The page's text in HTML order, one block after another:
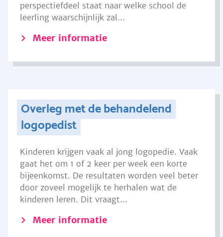
perspectiefdeel staat naar welke school de
leerling waarschijnlijk zal...
Meer informatie
Overleg met de behandelend
logopedist
Kinderen krijgen vaak al jong logopedie. Vaak
gaat het om 1 of 2 keer per week een korte
bijeenkomst. De resultaten worden veel beter
door zoveel mogelijk te herhalen wat de
kinderen leren. Dit vraagt...
Meer informatie